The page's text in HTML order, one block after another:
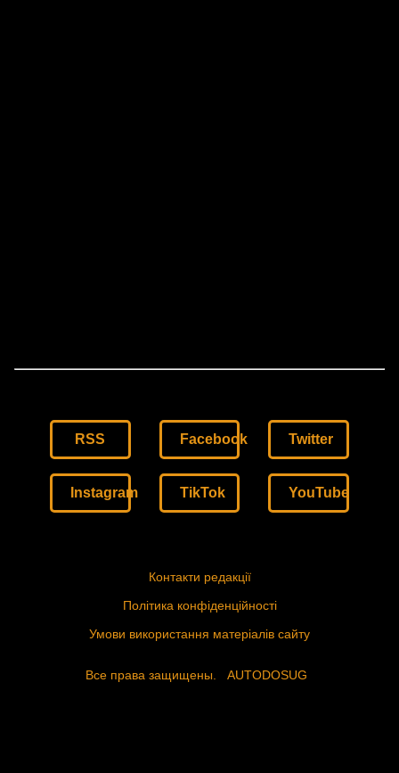
RSS Facebook Twitter
Instagram TikTok YouTube
Контакти редакції
Політика конфіденційності
Умови використання матеріалів сайту
Все права защищены. AUTODOSUG